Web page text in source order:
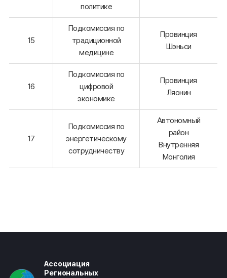
политике
15
Подкомиссия по
традиционной
медицине
Провинция
Шэньси
16
Подкомиссия по
цифровой
экономике
Провинция
Ляонин
17
Подкомиссия по
энергетическому
сотрудничеству
Автономный
район
Внутренняя
Монголия
Ассоциация
Региональных